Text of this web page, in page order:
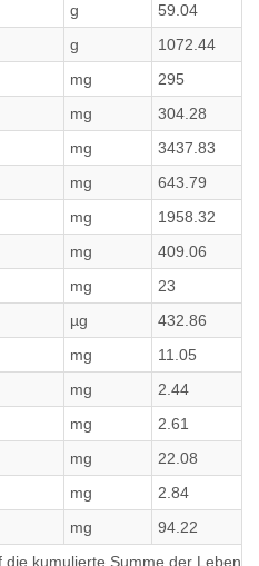
g
59.04
g
1072.44
mg
295
mg
304.28
mg
3437.83
mg
643.79
mg
1958.32
mg
409.06
mg
23
µg
432.86
mg
11.05
mg
2.44
mg
2.61
mg
22.08
mg
2.84
mg
94.22
die kumulierte Summe der